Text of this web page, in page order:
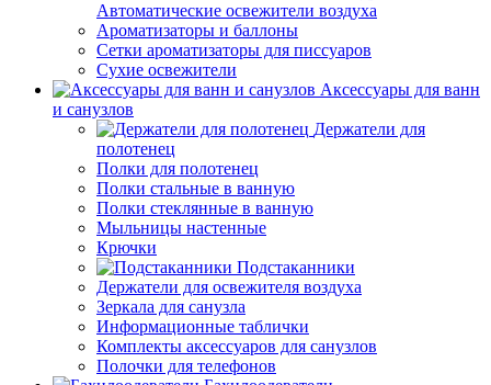
Автоматические освежители воздуха
Ароматизаторы и баллоны
Сетки ароматизаторы для писсуаров
Сухие освежители
Аксессуары для ванн
и санузлов
Держатели для
полотенец
Полки для полотенец
Полки стальные в ванную
Полки стеклянные в ванную
Мыльницы настенные
Крючки
Подстаканники
Держатели для освежителя воздуха
Зеркала для санузла
Информационные таблички
Комплекты аксессуаров для санузлов
Полочки для телефонов